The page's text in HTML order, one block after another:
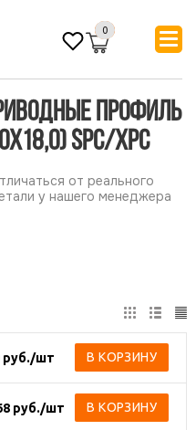
0
профиль
SPC/ХРС
от реального
у нашего менеджера
руб./шт В КОРЗИНУ
руб./шт В КОРЗИНУ